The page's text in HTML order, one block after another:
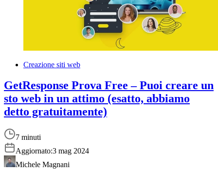
Creazione siti web
GetResponse Prova Free – Puoi creare un
sto web in un attimo (esatto, abbiamo
detto gratuitamente)
7 minuti
Aggiornato:3 mag 2024
Michele Magnani